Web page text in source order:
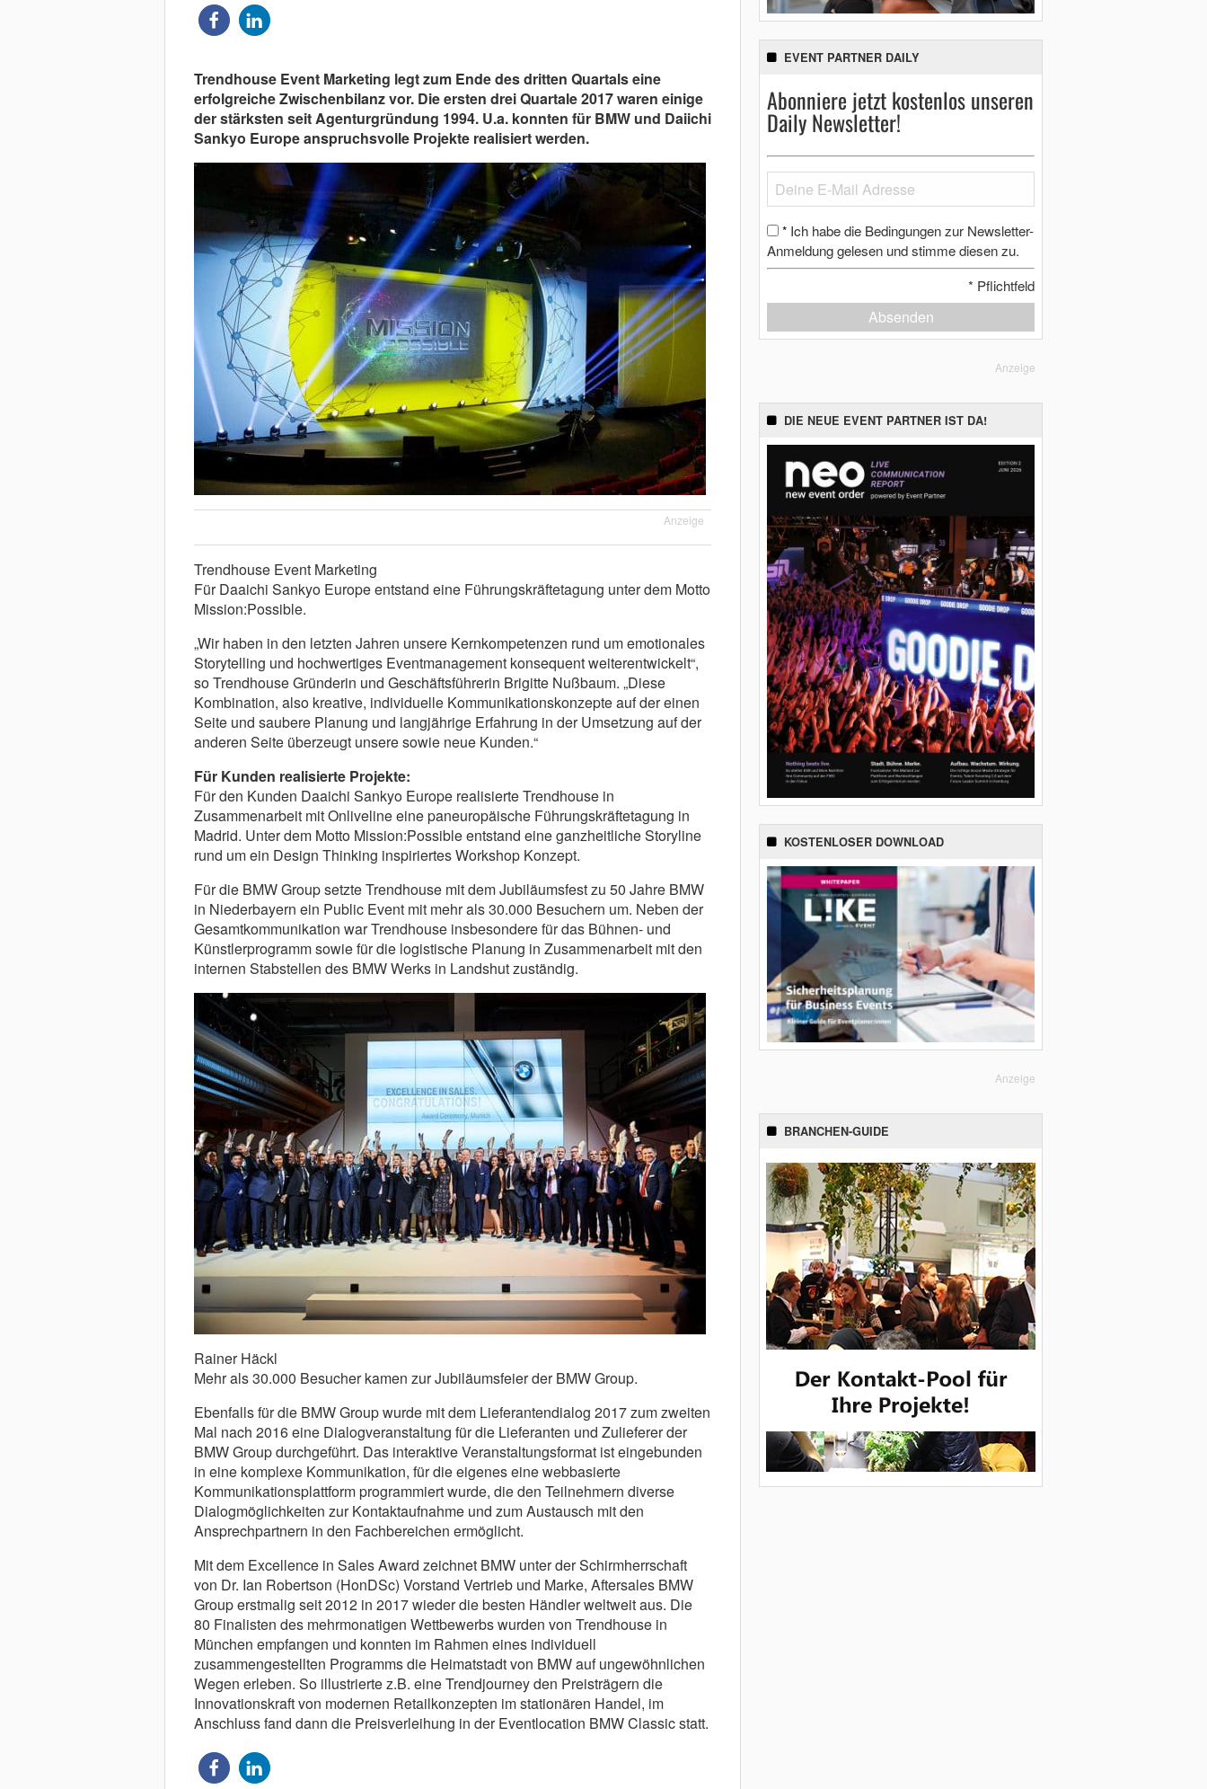
Trendhouse Event Marketing legt zum Ende des dritten Quartals eine
erfolgreiche Zwischenbilanz vor. Die ersten drei Quartale 2017 waren einige
der stärksten seit Agenturgründung 1994. U.a. konnten für BMW und Daiichi
Sankyo Europe anspruchsvolle Projekte realisiert werden.
Anzeige
Trendhouse Event Marketing
Für Daaichi Sankyo Europe entstand eine Führungskräftetagung unter dem Motto
Mission:Possible.
„Wir haben in den letzten Jahren unsere Kernkompetenzen rund um emotionales
Storytelling und hochwertiges Eventmanagement konsequent weiterentwickelt“,
so Trendhouse Gründerin und Geschäftsführerin Brigitte Nußbaum. „Diese
Kombination, also kreative, individuelle Kommunikationskonzepte auf der einen
Seite und saubere Planung und langjährige Erfahrung in der Umsetzung auf der
anderen Seite überzeugt unsere sowie neue Kunden.“
Für Kunden realisierte Projekte:
Für den Kunden Daaichi Sankyo Europe realisierte Trendhouse in
Zusammenarbeit mit Onliveline eine paneuropäische Führungskräftetagung in
Madrid. Unter dem Motto Mission:Possible entstand eine ganzheitliche Storyline
rund um ein Design Thinking inspiriertes Workshop Konzept.
Für die BMW Group setzte Trendhouse mit dem Jubiläumsfest zu 50 Jahre BMW
in Niederbayern ein Public Event mit mehr als 30.000 Besuchern um. Neben der
Gesamtkommunikation war Trendhouse insbesondere für das Bühnen- und
Künstlerprogramm sowie für die logistische Planung in Zusammenarbeit mit den
internen Stabstellen des BMW Werks in Landshut zuständig.
Rainer Häckl
Mehr als 30.000 Besucher kamen zur Jubiläumsfeier der BMW Group.
Ebenfalls für die BMW Group wurde mit dem Lieferantendialog 2017 zum zweiten
Mal nach 2016 eine Dialogveranstaltung für die Lieferanten und Zulieferer der
BMW Group durchgeführt. Das interaktive Veranstaltungsformat ist eingebunden
in eine komplexe Kommunikation, für die eigenes eine webbasierte
Kommunikationsplattform programmiert wurde, die den Teilnehmern diverse
Dialogmöglichkeiten zur Kontaktaufnahme und zum Austausch mit den
Ansprechpartnern in den Fachbereichen ermöglicht.
Mit dem Excellence in Sales Award zeichnet BMW unter der Schirmherrschaft
von Dr. Ian Robertson (HonDSc) Vorstand Vertrieb und Marke, Aftersales BMW
Group erstmalig seit 2012 in 2017 wieder die besten Händler weltweit aus. Die
80 Finalisten des mehrmonatigen Wettbewerbs wurden von Trendhouse in
München empfangen und konnten im Rahmen eines individuell
zusammengestellten Programms die Heimatstadt von BMW auf ungewöhnlichen
Wegen erleben. So illustrierte z.B. eine Trendjourney den Preisträgern die
Innovationskraft von modernen Retailkonzepten im stationären Handel, im
Anschluss fand dann die Preisverleihung in der Eventlocation BMW Classic statt.
EVENT PARTNER DAILY
Abonniere jetzt kostenlos unseren
Daily Newsletter!
* Ich habe die Bedingungen zur Newsletter-
Anmeldung gelesen und stimme diesen zu.
* Pflichtfeld
Absenden
Anzeige
DIE NEUE EVENT PARTNER IST DA!
KOSTENLOSER DOWNLOAD
Anzeige
BRANCHEN-GUIDE